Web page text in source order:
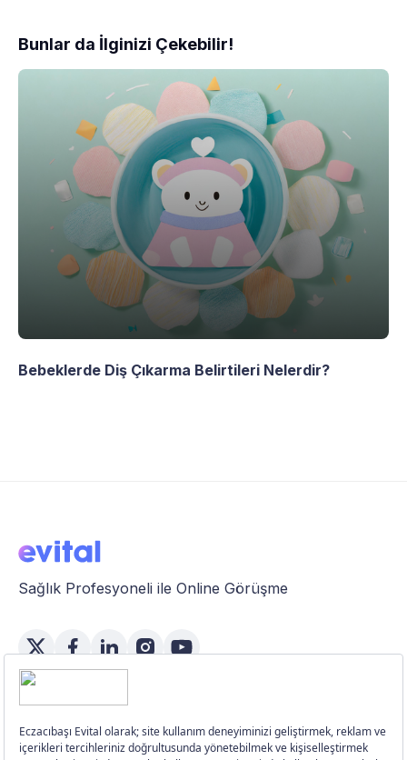
Bunlar da İlginizi Çekebilir!
Bebeklerde Diş Çıkarma Belirtileri Nelerdir?
Sağlık Profesyoneli ile Online Görüşme
Üye Girişi